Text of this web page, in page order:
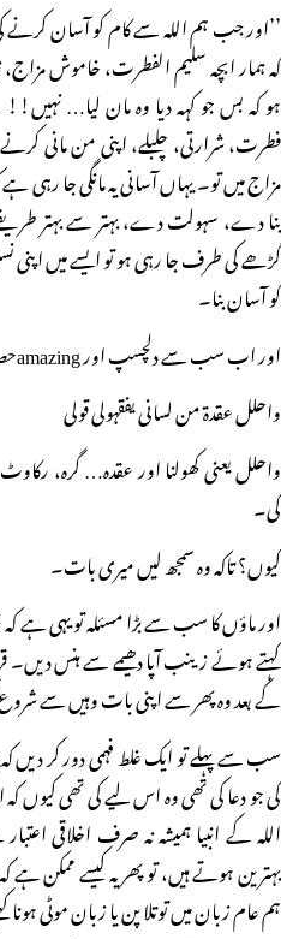
’’اور جب ہم اللہ سے کام کو آسان کرنے
کہ ہمار ابچہ سلیم الفطرت، خاموش مزاج،
ہو کہ بس جو کہہ دیا وہ مان لیا…
فطرت، شرارتی، چلبلے، اپنی من مانی
مزاج میں تو۔ یہاں آسانی یہ مانگی جا
بنا دے، سہولت دے، بہتر سے بہتر
گڑھے کی طرف جا رہی ہو تو ایسے میں
کو آسان بنا۔
اور اب سب سے دلچسپ اور amazingحصہ۔
واحلل عقدۃ من لسانی یفقہولی قولی
واحلل یعنی کھولنا اور عقدہ… گرہ،
کی۔
کیوں؟ تاکہ وہ سمجھ لیں میری بات۔
اور ماؤں کا سب سے بڑا مسئلہ تو یہی ہے
کہتے ہوئے زینب آپا دھیمے سے ہنس دیں۔
کے بعد وہ پھر سے اپنی بات وہیں سے
سب سے پہلے تو ایک غلط فہمی دور کر دیں
کی جو دعا کی تھی وہ اس لیے کی تھی کیوں
اللہ کے انبیا ہمیشہ نہ صرف اخلاقی
بہترین ہوتے ہیں، تو پھر یہ کیسے ممکن
ہم عام زبان میں توتلا پن یا زبان موٹی ہونا